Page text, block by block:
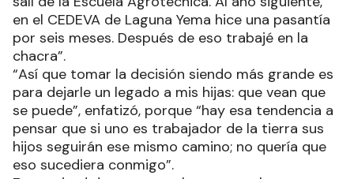
en el CEDEVA de Laguna Yema hice una pasantía
por seis meses. Después de eso trabajé en la
chacra”.
“Así que tomar la decisión siendo más grande es
para dejarle un legado a mis hijas: que vean que
se puede”, enfatizó, porque “hay esa tendencia a
pensar que si uno es trabajador de la tierra sus
hijos seguirán ese mismo camino; no quería que
eso sucediera conmigo”.